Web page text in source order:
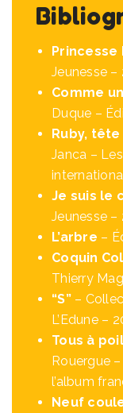
Princesse
Jeunesse –
Comme
Duque –
Ruby,
Janca –
Je suis le
Jeunesse –
L’arbre –
Coquin
Thierry
“S”–
L’Edune –
Tous à
Rouergue
l’album
Neuf